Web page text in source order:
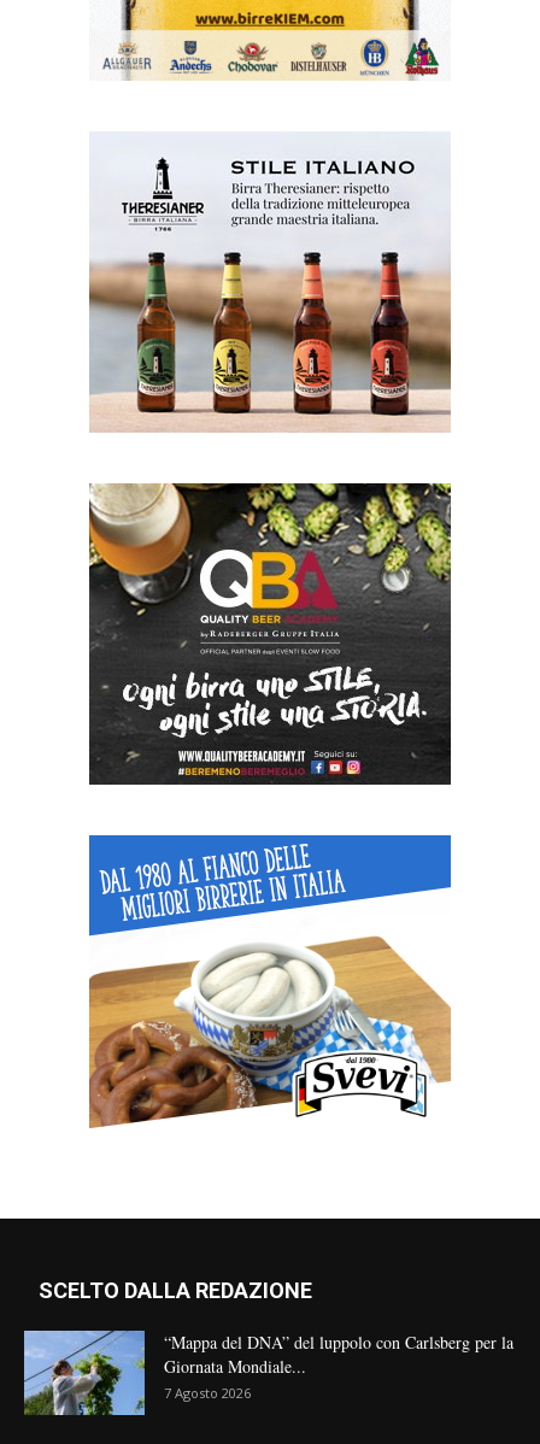
SCELTO DALLA REDAZIONE
“Mappa del DNA” del luppolo con Carlsberg per la
Giornata Mondiale...
7 Agosto 2026